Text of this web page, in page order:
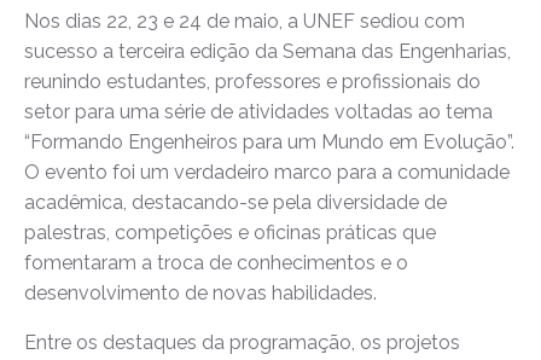
Nos dias 22, 23 e 24 de maio, a UNEF sediou com
sucesso a terceira edição da Semana das Engenharias,
reunindo estudantes, professores e profissionais do
setor para uma série de atividades voltadas ao tema
“Formando Engenheiros para um Mundo em Evolução”.
O evento foi um verdadeiro marco para a comunidade
acadêmica, destacando-se pela diversidade de
palestras, competições e oficinas práticas que
fomentaram a troca de conhecimentos e o
desenvolvimento de novas habilidades.
Entre os destaques da programação, os projetos